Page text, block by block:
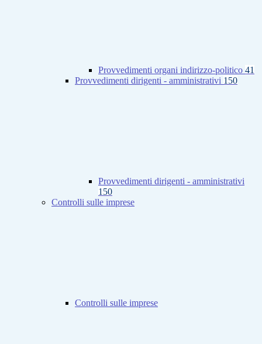
Provvedimenti organi indirizzo-politico 41
Provvedimenti dirigenti - amministrativi 150
Provvedimenti dirigenti - amministrativi
150
Controlli sulle imprese
Controlli sulle imprese